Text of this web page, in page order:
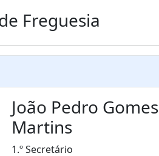
Freguesia
João Pedro Gomes
Martins
1.º Secretário